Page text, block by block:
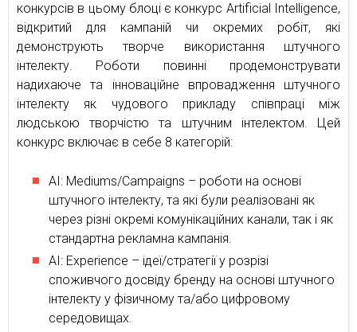
конкурсів в цьому блоці є конкурс Artificial Intelligence,
відкритий для кампаній чи окремих робіт, які
демонструють творче використання штучного
інтелекту. Роботи повинні продемонструвати
надихаюче та інноваційне впровадження штучного
інтелекту як чудового прикладу співпраці між
людською творчістю та штучним інтелектом. Цей
конкурс включає в себе 8 категорій:
AI: Mediums/Campaigns – роботи на основі
штучного інтелекту, та які були реалізовані як
через різні окремі комунікаційних канали, так і як
стандартна рекламна кампанія.
AI: Experience – ідеї/стратегії у розрізі
споживчого досвіду бренду на основі штучного
інтелекту у фізичному та/або цифровому
середовищах.